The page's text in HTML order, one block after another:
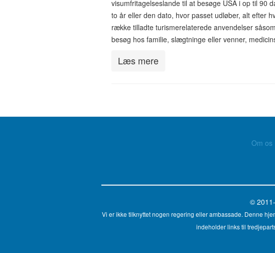
visumfritagelseslande til at besøge USA i op til 90
to år eller den dato, hvor passet udløber, alt efter
række tilladte turismerelaterede anvendelser
besøg hos familie, slægtninge eller venner,
Læs mere
Om os
©
Vi er ikke tilknyttet nogen regering eller ambassade. Denne
indeholder links til